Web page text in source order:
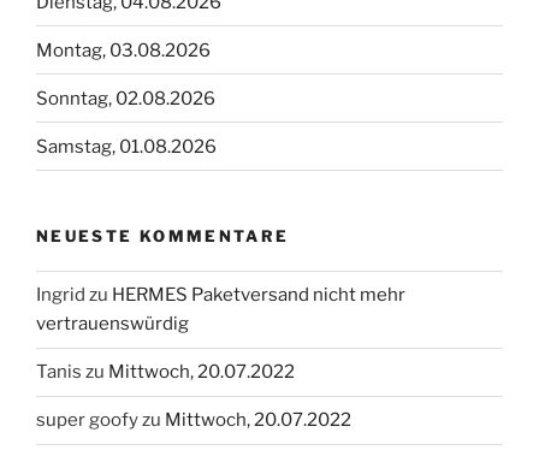
Montag, 03.08.2026
Sonntag, 02.08.2026
Samstag, 01.08.2026
NEUESTE KOMMENTARE
Ingrid zu HERMES Paketversand nicht mehr
vertrauenswürdig
Tanis zu Mittwoch, 20.07.2022
super goofyzu Mittwoch, 20.07.2022